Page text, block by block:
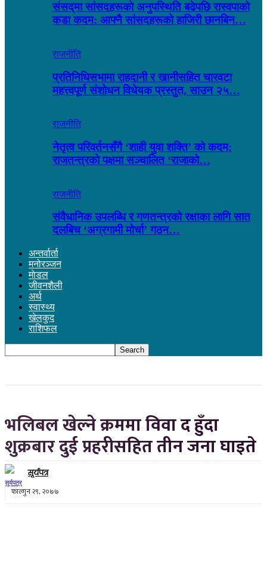
संसद्‌मा सांसदहरूको अनुपस्थिति बढेपछि रास्वपाको
कडा कदम: आफ्नै सांसदहरूको हाजिरी छानबिन…
राजनीति
प्रतिनिधिसभामा राहदानी र खानीसहित चारवटा
महत्त्वपूर्ण संशोधन विधेयक प्रस्तुत, साउन २५…
राजनीति
नेतृत्व परिवर्तनसँगै ‘शाही युवा शक्ति’ को कदम:
राजतन्त्रको पक्षमा सञ्चालित ‘राजाको…
राजनीति
संवैधानिक उपलब्धि र गणतन्त्रको रक्षाका लागि सात
दलबिच ‘अग्रगामी मोर्चा’ गठन…
अन्तर्वार्ता
मनोरञ्जन
माेडल
जीवनशैली
अर्थ
स्वास्थ्य
खेलकुद
राशिफल
भलिबल खेल्ने क्रममा विवा द हुँदा
शुक्रबार दुई प्रहरीसहित तीन जना घाइते
सूर्यपत्र
फाल्गुन २९, २०७७